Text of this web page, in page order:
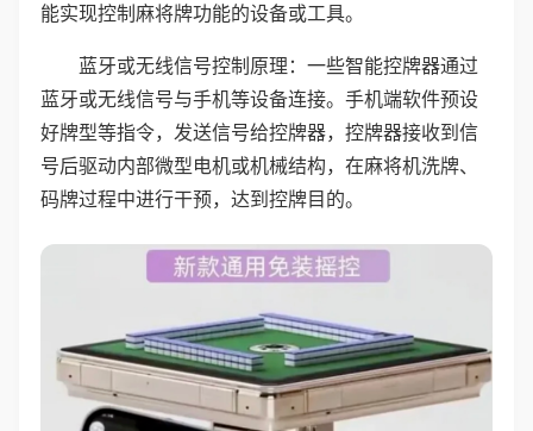
能实现控制麻将牌功能的设备或工具。
蓝牙或无线信号控制原理：一些智能控牌器通过
蓝牙或无线信号与手机等设备连接。手机端软件预设
好牌型等指令，发送信号给控牌器，控牌器接收到信
号后驱动内部微型电机或机械结构，在麻将机洗牌、
码牌过程中进行干预，达到控牌目的。